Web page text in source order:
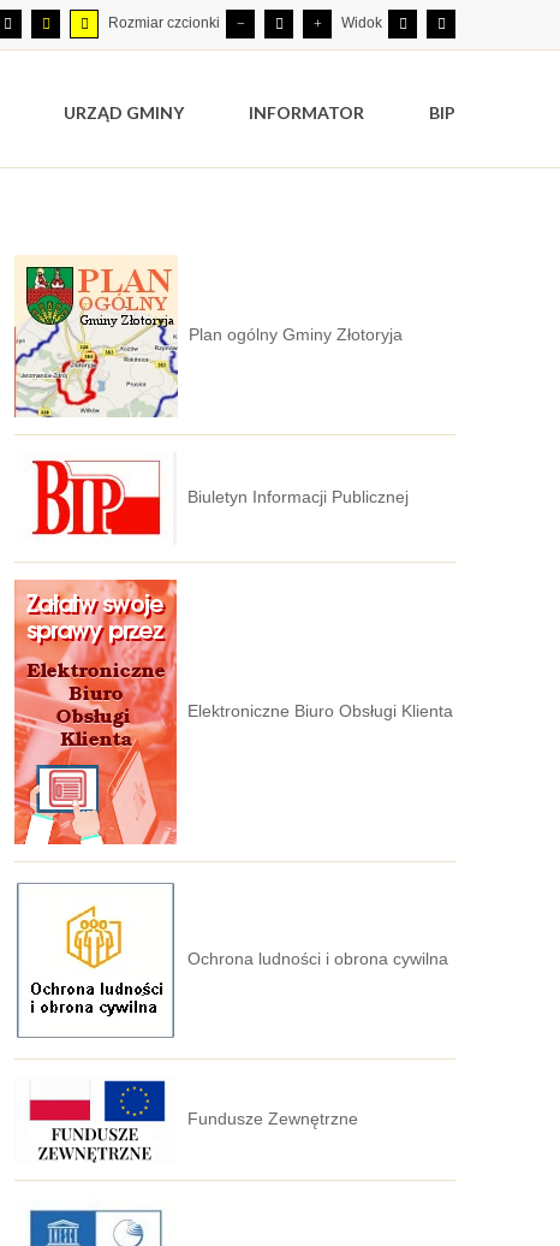
Rozmiar czcionki Widok
URZĄD GMINY INFORMATOR BIP
Plan ogólny Gminy Złotoryja
Biuletyn Informacji Publicznej
Elektroniczne Biuro Obsługi Klienta
Ochrona ludności i obrona cywilna
Fundusze Zewnętrzne